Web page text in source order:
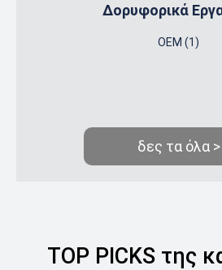
Δορυφορικά
OEM (1)
δες τα όλα >
TOP PICKS της